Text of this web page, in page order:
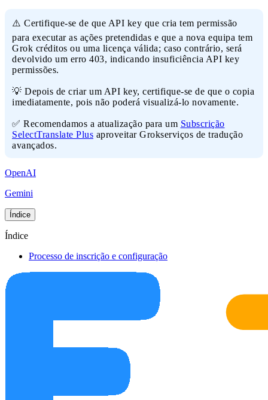
⚠️ Certifique-se de que API key que cria tem permissão
para executar as ações pretendidas e que a nova equipa tem
Grok créditos ou uma licença válida; caso contrário, será
devolvido um erro 403, indicando insuficiência API key
permissões.
💡 Depois de criar um API key, certifique-se de que o copia
imediatamente, pois não poderá visualizá-lo novamente.
✅ Recomendamos a atualização para um Subscrição
SelectTranslate Plus aproveitar Grokserviços de tradução
avançados.
OpenAI
Gemini
Índice
Índice
Processo de inscrição e configuração